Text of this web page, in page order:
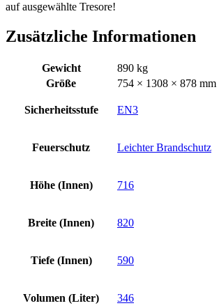
auf ausgewählte Tresore!
Zusätzliche Informationen
Gewicht
890 kg
Größe
754 × 1308 × 878 mm
Sicherheitsstufe EN3
Feuerschutz Leichter Brandschutz
Höhe (Innen) 716
Breite (Innen) 820
Tiefe (Innen) 590
Volumen (Liter) 346